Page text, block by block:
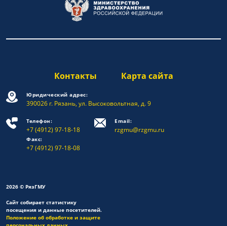
Контакты Карта сайта
Юридический адрес:
390026 г. Рязань, ул. Высоковольтная, д. 9
Телефон:
+7 (4912) 97-18-18
Факс:
+7 (4912) 97-18-08
Email:
rzgmu@rzgmu.ru
2026 © РязГМУ
Сайт собирает статистику
посещения и данные посетителей.
Положение об обработке и защите